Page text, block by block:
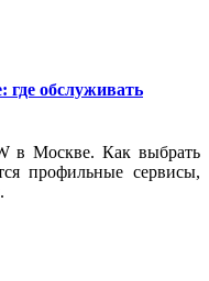
обслуживать
в Москве. Как выбрать
профильные сервисы,